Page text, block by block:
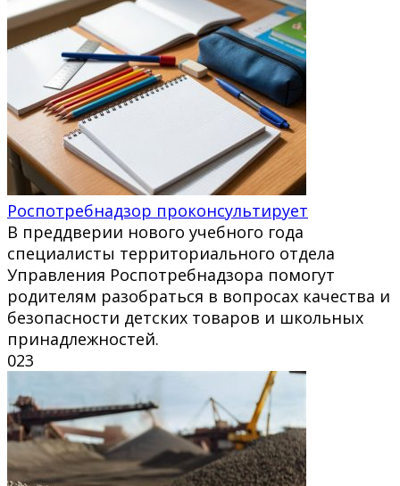
Роспотребнадзор проконсультирует
В преддверии нового учебного года
специалисты территориального отдела
Управления Роспотребнадзора помогут
родителям разобраться в вопросах качества и
безопасности детских товаров и школьных
принадлежностей.
023